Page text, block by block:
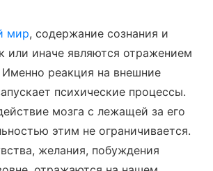
мир, содержание сознания и
или иначе являются отражением
реакция на внешние
психические процессы.
мозга с лежащей за его
этим не ограничивается.
желания, побуждения